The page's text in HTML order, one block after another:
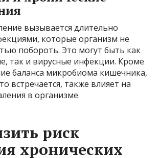
вызывается длительно
которые организм не
побороть. Это могут быть как
так и вирусные инфекции. Кроме
баланса микробиома кишечника,
встречается, также влияет на
в организме.
риск
хронических